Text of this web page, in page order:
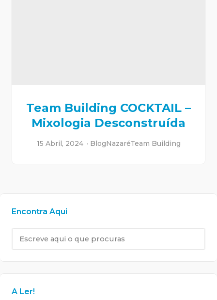
Team Building COCKTAIL –
Mixologia Desconstruída
15 Abril, 2024 BlogNazaréTeam Building
Encontra Aqui
A Ler!